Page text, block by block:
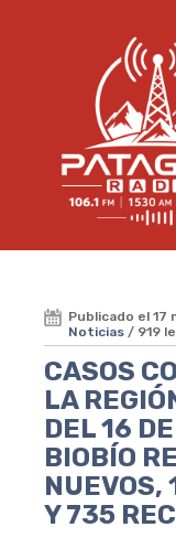
Publicado el 17
Noticias / 919
CASOS
LA
DEL 16
BIOBÍO
NUEVOS,
Y 735